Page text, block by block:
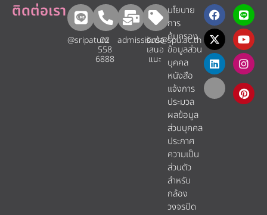
ติดต่อเรา
@sripatum
02
558
6888
admissions@spu.ac.th
รับข้อ
เสนอ
แนะ​
นโยบาย
การ
คุ้มครอง
ข้อมูลส่วน
บุคคล
หนังสือ
แจ้งการ
ประมวล
ผลข้อมูล
ส่วนบุคคล
ประกาศ
ความเป็น
ส่วนตัว
สำหรับ
กล้อง
วงจรปิด